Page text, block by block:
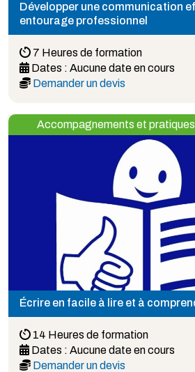
Développer une communication
entourage professionnel
7 Heures de formation
Dates : Aucune date en cours
Demander un devis
Accompagnements et
Écrire en facile à lire et à
14 Heures de formation
Dates : Aucune date en cours
Demander un devis